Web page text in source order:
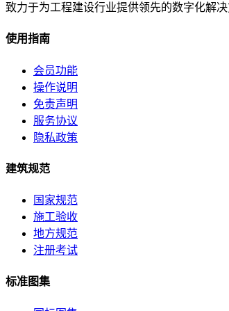
致力于为工程建设行业提供领先的数字化解
使用指南
会员功能
操作说明
免责声明
服务协议
隐私政策
建筑规范
国家规范
施工验收
地方规范
注册考试
标准图集